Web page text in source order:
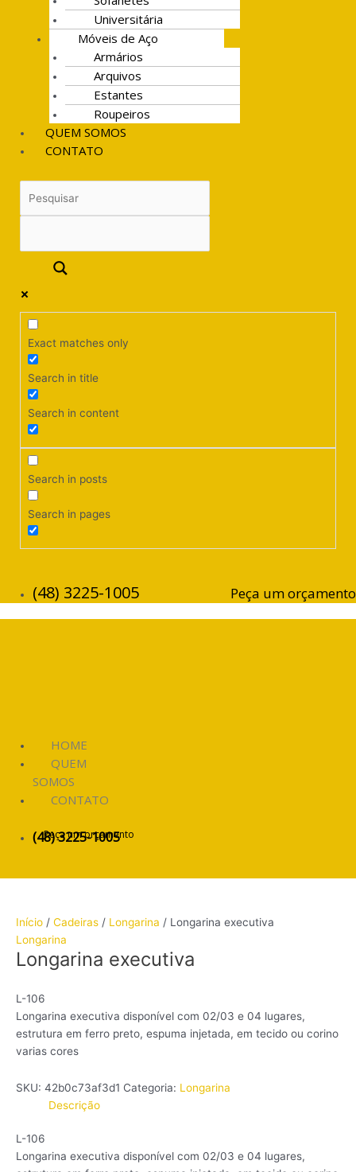
Universitária
Móveis de Aço
Armários
Arquivos
Estantes
Roupeiros
QUEM SOMOS
CONTATO
Exact matches only
Search in title
Search in content
Search in posts
Search in pages
Peça um orçamento
(48) 3225-1005
HOME
QUEM
SOMOS
CONTATO
Peça um orçamento
(48) 3225-1005
Início / Cadeiras / Longarina / Longarina executiva
Longarina
Longarina executiva
L-106
Longarina executiva disponível com 02/03 e 04 lugares,
estrutura em ferro preto, espuma injetada, em tecido ou corino
varias cores
SKU: 42b0c73af3d1 Categoria: Longarina
Descrição
L-106
Longarina executiva disponível com 02/03 e 04 lugares,